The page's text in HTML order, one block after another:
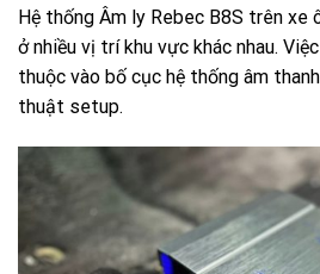
Hệ thống Âm ly Rebec B8S trên
ở nhiều vị trí khu vực khác nhau.
thuộc vào bố cục hệ thống âm
thuật setup.